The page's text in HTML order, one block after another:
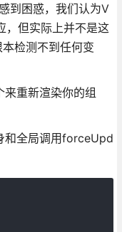
到困惑，我们认为V
，但实际上并不是这
检测不到任何变
重新渲染你的组
和全局调用forceUpd